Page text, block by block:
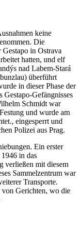
keine
Die
in Ostrava
hatten, und elf
nad Labem-Stará
überführt
in dieser Phase der
Gestapo-Gefängnisses
Schmidt war
und wurde am
, eingesperrt und
Polizei aus Prag.
Ein erster
in das
verließen mit diesem
Sammelzentrum war
Transporte.
Gerichten, wo die